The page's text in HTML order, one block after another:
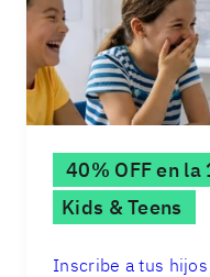
40% OFF en
Kids & Teens
Inscribe a tus